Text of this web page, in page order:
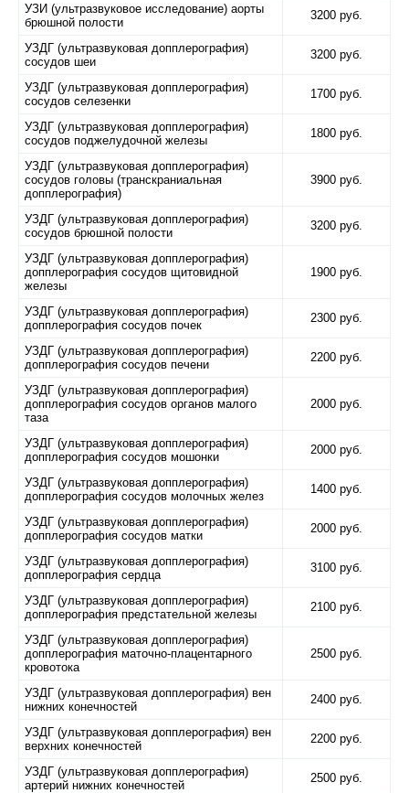
УЗИ (ультразвуковое исследование) аорты
брюшной полости
3200 руб.
УЗДГ (ультразвуковая допплерография)
сосудов шеи
3200 руб.
УЗДГ (ультразвуковая допплерография)
сосудов селезенки
1700 руб.
УЗДГ (ультразвуковая допплерография)
сосудов поджелудочной железы
1800 руб.
УЗДГ (ультразвуковая допплерография)
сосудов головы (транскраниальная
допплерография)
3900 руб.
УЗДГ (ультразвуковая допплерография)
сосудов брюшной полости
3200 руб.
УЗДГ (ультразвуковая допплерография)
допплерография сосудов щитовидной
железы
1900 руб.
УЗДГ (ультразвуковая допплерография)
допплерография сосудов почек
2300 руб.
УЗДГ (ультразвуковая допплерография)
допплерография сосудов печени
2200 руб.
УЗДГ (ультразвуковая допплерография)
допплерография сосудов органов малого
таза
2000 руб.
УЗДГ (ультразвуковая допплерография)
допплерография сосудов мошонки
2000 руб.
УЗДГ (ультразвуковая допплерография)
допплерография сосудов молочных желез
1400 руб.
УЗДГ (ультразвуковая допплерография)
допплерография сосудов матки
2000 руб.
УЗДГ (ультразвуковая допплерография)
допплерография сердца
3100 руб.
УЗДГ (ультразвуковая допплерография)
допплерография предстательной железы
2100 руб.
УЗДГ (ультразвуковая допплерография)
допплерография маточно-плацентарного
кровотока
2500 руб.
УЗДГ (ультразвуковая допплерография) вен
нижних конечностей
2400 руб.
УЗДГ (ультразвуковая допплерография) вен
верхних конечностей
2200 руб.
УЗДГ (ультразвуковая допплерография)
артерий нижних конечностей
2500 руб.